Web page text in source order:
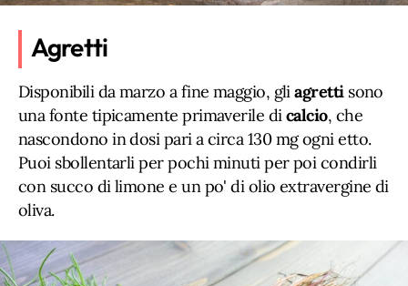
Agretti
Disponibili da marzo a fine maggio, gliagrettisono
una fonte tipicamente primaverile di calcio, che
nascondono in dosi pari a circa 130 mg ogni etto.
Puoi sbollentarli per pochi minuti per poi condirli
con succo di limone e un po' di olio extravergine di
oliva.